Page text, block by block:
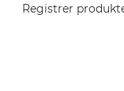
Registrer